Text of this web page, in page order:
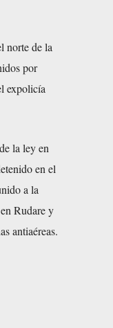
norte de la
por
expolicía
la ley en
en el
a la
Rudare y
antiaéreas.